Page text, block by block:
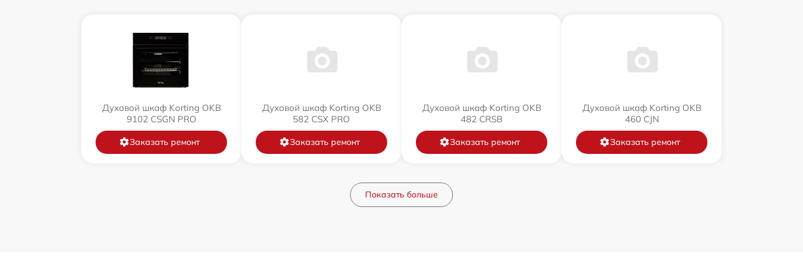
Духовой шкаф Korting OKB
9102 CSGN PRO
Заказать ремонт
Духовой шкаф Korting OKB
582 CSX PRO
Заказать ремонт
Духовой шкаф Korting OKB
482 CRSB
Заказать ремонт
Духовой шкаф Korting OKB
460 CJN
Заказать ремонт
Показать больше